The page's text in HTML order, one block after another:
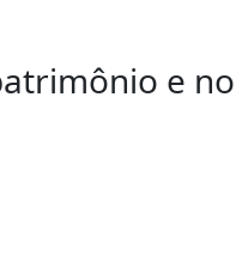
e no